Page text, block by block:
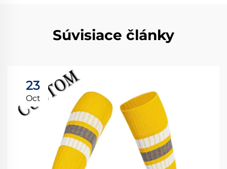
Súvisiace články
23
Oct